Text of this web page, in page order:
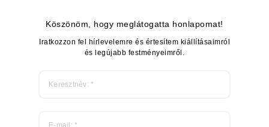
Köszönöm, hogy meglátogatta honlapomat!
Iratkozzon fel hírlevelemre és értesítem kiállításaimról
és legújabb festményeimről.